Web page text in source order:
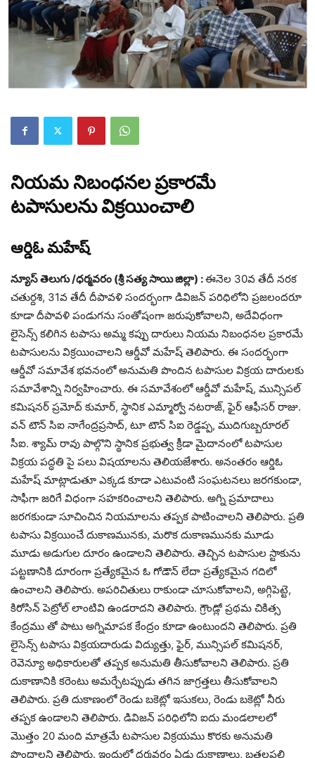
నియమ నిబంధనల ప్రకారమే
టపాసులను విక్రయించాలి
ఆర్డిఓ మహేష్
న్యూస్ తెలుగు /ధర్మవరం (శ్రీ సత్య సాయి జిల్లా) :ఈనెల 30వ తేదీ నరక
చతుర్దశి, 31వ తేదీ దీపావళి సందర్భంగా డివిజన్ పరిధిలోని ప్రజలందరూ
కూడా దీపావళి పండుగను సంతోషంగా జరుపుకోవాలని, అదేవిధంగా
లైసెన్స్ కలిగిన టపాసు అమ్మ కప్పు దారులు నియమ నిబంధనల ప్రకారమే
టపాసులను విక్రయించాలని ఆర్డీవో మహేష్ తెలిపారు. ఈ సందర్భంగా
ఆర్డీవో సమావేశ భవనంలో అనుమతి పొందిన టపాసుల విక్రయ దారులకు
సమావేశాన్ని నిర్వహించారు. ఈ సమావేశంలో ఆర్డీవో మహేష్, మున్సిపల్
కమిషనర్ ప్రమోద్ కుమార్, స్థానిక ఎమ్మార్వో నటరాజ్, ఫైర్ ఆఫీసర్ రాజు.
వన్ టౌన్ సిఐ నాగేంద్రప్రసాద్, టూ టౌన్ సిఐ రెడ్డప్ప, ముదిగుబ్బరూరల్
సీఐ. శ్యామ్ రావు పాల్గొని స్థానిక ప్రభుత్వ క్రీడా మైదానంలో టపాసుల
విక్రయ పద్ధతి పై పలు విషయాలను తెలియజేశారు. అనంతరం ఆర్డిఓ
మహేష్ మాట్లాడుతూ ఎక్కడ కూడా ఎటువంటి సంఘటనలు జరగకుండా,
సాఫీగా జరిగే విధంగా సహకరించాలని తెలిపారు. అగ్ని ప్రమాదాలు
జరగకుండా సూచించిన నియమాలను తప్పక పాటించాలని తెలిపారు. ప్రతి
టపాసు విక్రయించే దుకాణమునకు, మరొక దుకాణమునకు మూడు
మూడు అడుగుల దూరం ఉండాలని తెలిపారు. తెచ్చిన టపాసుల స్టాకును
పట్టణానికి దూరంగా ప్రత్యేకమైన ఓ గోడౌన్ లేదా ప్రత్యేకమైన గదిలో
ఉంచాలని తెలిపారు. అపరిచితులు రాకుండా చూసుకోవాలని, అగ్గిపెట్టె,
కిరోసిన్ పెట్రోల్ లాంటివి ఉండరాదని తెలిపారు. గ్రౌండ్లో ప్రథమ చికిత్స
కేంద్రము తో పాటు అగ్నిమాపక కేంద్రం కూడా ఉంటుందని తెలిపారు. ప్రతి
లైసెన్స్ టపాసు విక్రయదారుడు విద్యుత్తు, ఫైర్, మున్సిపల్ కమిషనర్,
రెవెన్యూ అధికారులతో తప్పక అనుమతి తీసుకోవాలని తెలిపారు. ప్రతి
దుకాణానికి కరెంటు అమర్చేటప్పుడు తగిన జాగ్రత్తలు తీసుకోవాలని
తెలిపారు. ప్రతి దుకాణంలో రెండు బకెట్లో ఇసుకలు, రెండు బకెట్లో నీరు
తప్పక ఉండాలని తెలిపారు. డివిజన్ పరిధిలోని ఐదు మండలాలలో
మొత్తం 20 మంది మాత్రమే టపాసుల విక్రయము కొరకు అనుమతి
పొందాలని తెలిపారు. ఇందులో ధర్మవరం ఏడు దుకాణాలు, బత్తలపల్లి